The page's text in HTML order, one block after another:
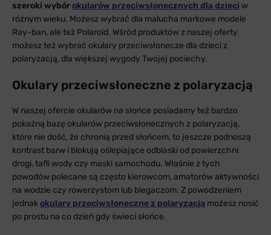
szeroki wybórokularów przeciwsłonecznych dla dzieci w
różnym wieku. Możesz wybrać dla malucha markowe modele
Ray-ban, ale też Polaroid. Wśród produktów z naszej oferty
możesz też wybrać okulary przeciwsłonecze dla dzieci z
polaryzacją, dla większej wygody Twojej pociechy.
Okulary przeciwsłoneczne z polaryzacją
W naszej ofercie okularów na słońce posiadamy też bardzo
pokaźną bazę okularów przeciwsłonecznych z polaryzacją,
które nie dość, że chronią przed słońcem, to jeszcze podnoszą
kontrast barw i blokują oślepiające odblaski od powierzchni
drogi, tafli wody czy maski samochodu. Właśnie z tych
powodów polecane są często kierowcom, amatorów aktywności
na wodzie czy rowerzystom lub biegaczom. Z powodzeniem
jednakokulary przeciwsłoneczne z polaryzacją możesz nosić
po prostu na co dzień gdy świeci słońce.